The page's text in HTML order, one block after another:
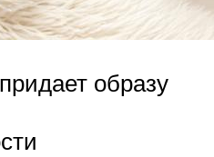
образу